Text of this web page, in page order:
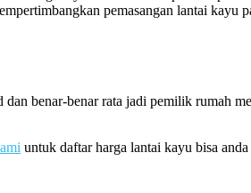
pemasangan lantai
benar-benar rata jadi pemilik rumah
untuk daftar harga lantai kayu bisa